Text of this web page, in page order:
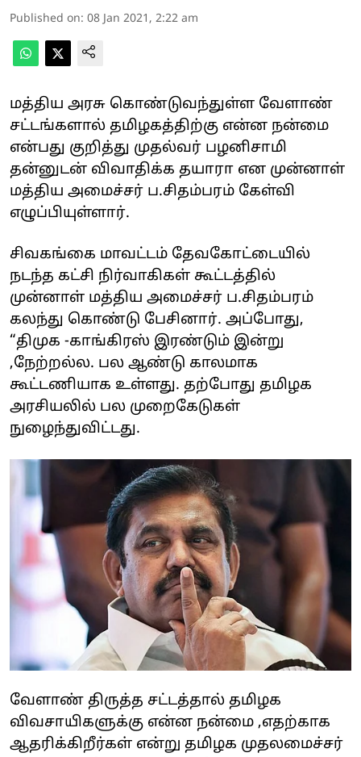
Published on: 08 Jan 2021, 2:22 am
மத்திய அரசு கொண்டுவந்துள்ள வேளாண்
சட்டங்களால் தமிழகத்திற்கு என்ன நன்மை
என்பது குறித்து முதல்வர் பழனிசாமி
தன்னுடன் விவாதிக்க தயாரா என முன்னாள்
மத்திய அமைச்சர் ப.சிதம்பரம் கேள்வி
எழுப்பியுள்ளார்.
சிவகங்கை மாவட்டம் தேவகோட்டையில்
நடந்த கட்சி நிர்வாகிகள் கூட்டத்தில்
முன்னாள் மத்திய அமைச்சர் ப.சிதம்பரம்
கலந்து கொண்டு பேசினார். அப்போது,
“திமுக -காங்கிரஸ் இரண்டும் இன்று
,நேற்றல்ல. பல ஆண்டு காலமாக
கூட்டணியாக உள்ளது. தற்போது தமிழக
அரசியலில் பல முறைகேடுகள்
நுழைந்துவிட்டது.
வேளாண் திருத்த சட்டத்தால் தமிழக
விவசாயிகளுக்கு என்ன நன்மை ,எதற்காக
ஆதரிக்கிறீர்கள் என்று தமிழக முதலமைச்சர்